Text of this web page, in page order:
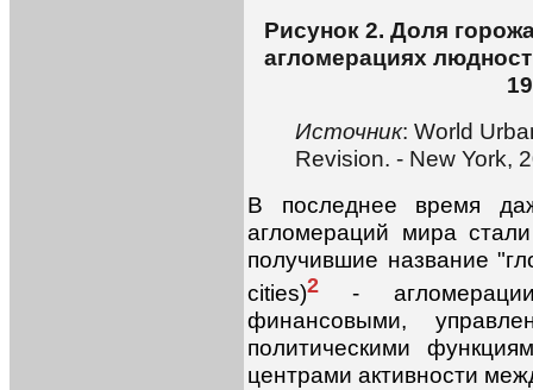
Рисунок 2. Доля
агломерациях
Источник: World
Revision. - New York,
В последнее время
агломераций мира
получившие название
cities)2 -
финансовыми,
политическими
центрами активности